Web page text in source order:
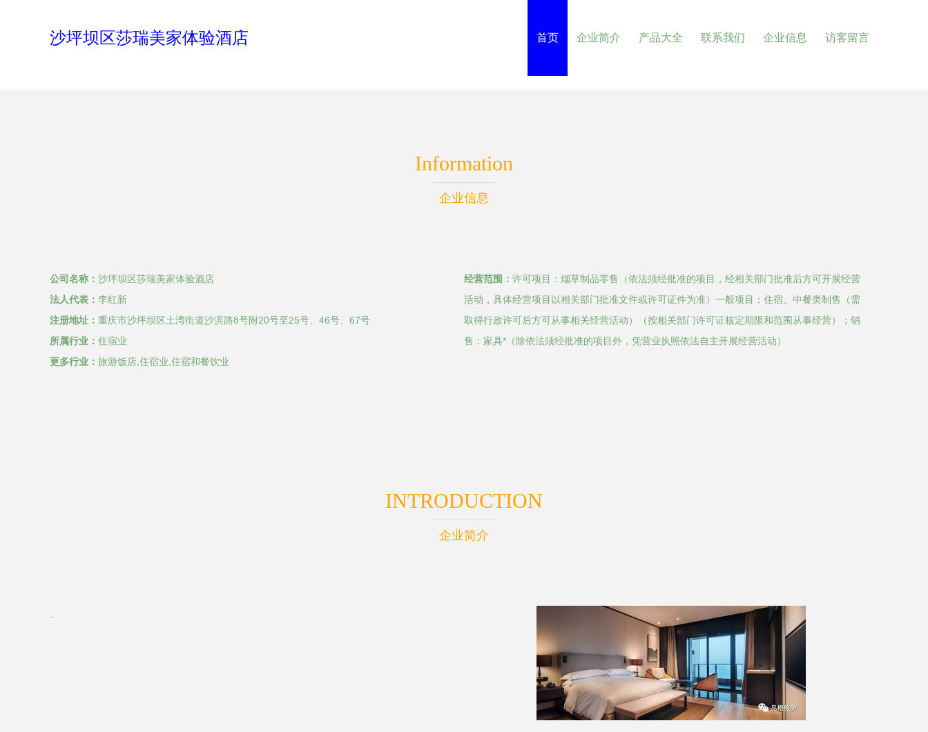
沙坪坝区莎瑞美家体验酒店 首页 企业简介 产品大全 联系我们 企业信息 访客留言
Information
企业信息
公司名称： 沙坪坝区莎瑞美家体验酒店
法人代表： 李红新
注册地址： 重庆市沙坪坝区土湾街道沙滨路8号附20号至25号、46号、67号
所属行业： 住宿业
更多行业： 旅游饭店,住宿业,住宿和餐饮业
经营范围： 许可项目：烟草制品零售（依法须经批准的项目，经相关部门批准后方可开展经营
活动，具体经营项目以相关部门批准文件或许可证件为准）一般项目：住宿、中餐类制售（需
取得行政许可后方可从事相关经营活动）（按相关部门许可证核定期限和范围从事经营）；销
售：家具*（除依法须经批准的项目外，凭营业执照依法自主开展经营活动）
INTRODUCTION
企业简介
-